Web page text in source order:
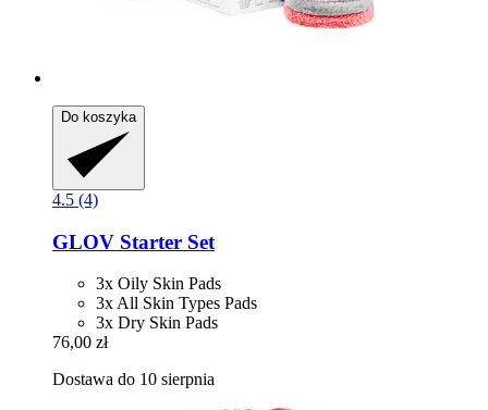
Do koszyka
4.5 (4)
GLOV Starter Set
3x Oily Skin Pads
3x All Skin Types Pads
3x Dry Skin Pads
76,00 zł
Dostawa do 10 sierpnia